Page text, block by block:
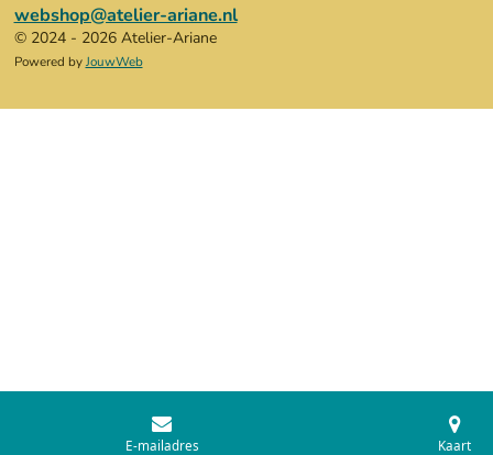
webshop@atelier-ariane.nl
© 2024 - 2026 Atelier-Ariane
Powered byJouwWeb
E-mailadres Kaart